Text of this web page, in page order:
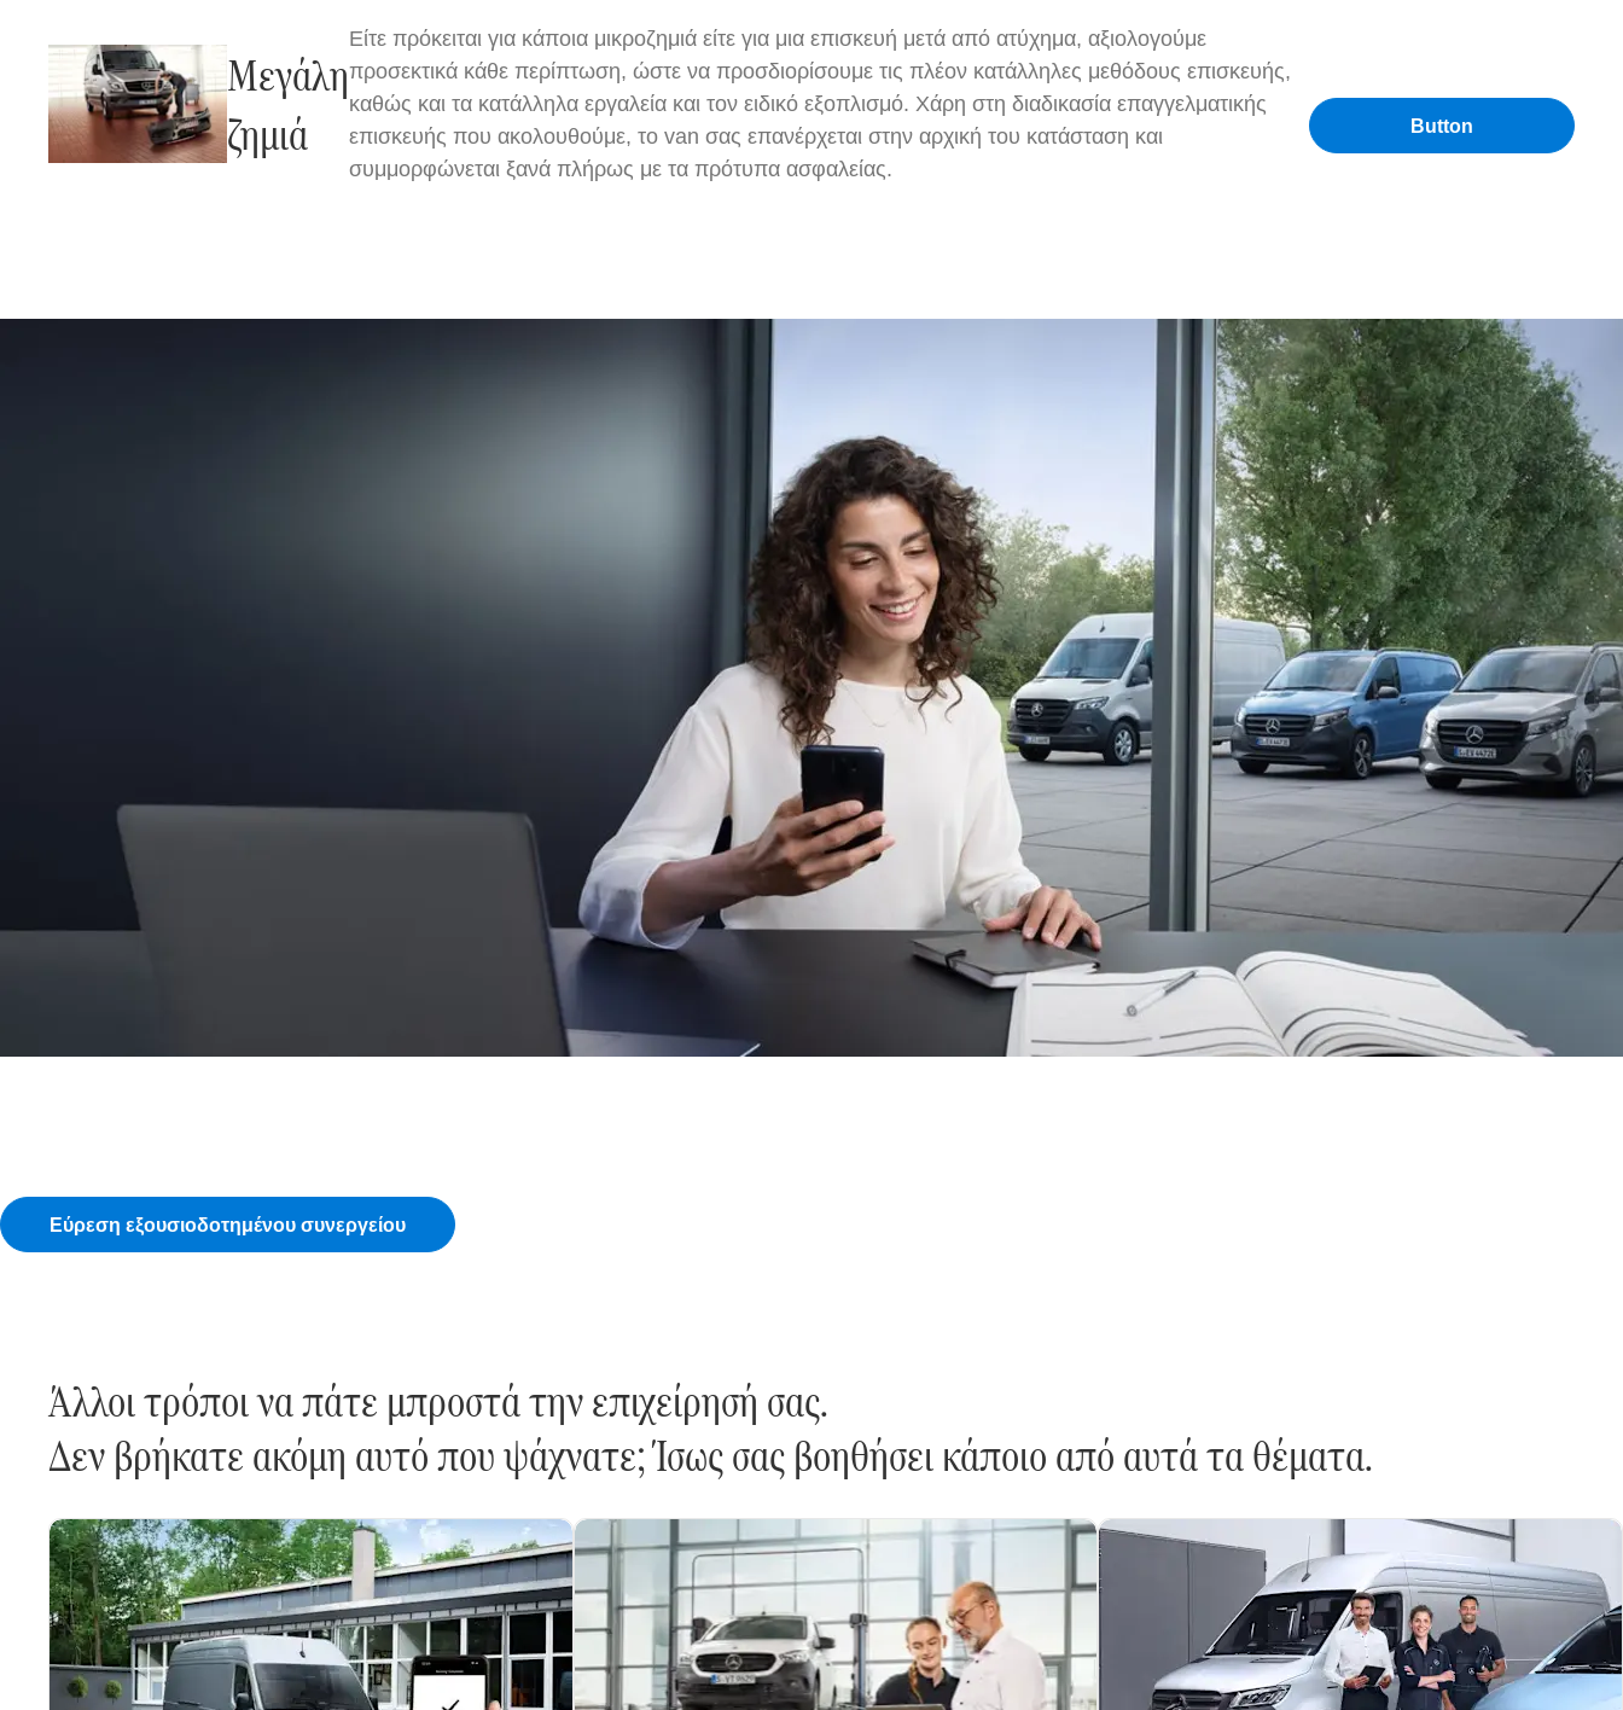
Μεγάλη
ζημιά
Είτε πρόκειται για κάποια μικροζημιά είτε για μια επισκευή μετά από ατύχημα, αξιολογούμε
προσεκτικά κάθε περίπτωση, ώστε να προσδιορίσουμε τις πλέον κατάλληλες μεθόδους επισκευής,
καθώς και τα κατάλληλα εργαλεία και τον ειδικό εξοπλισμό. Χάρη στη διαδικασία επαγγελματικής
επισκευής που ακολουθούμε, το van σας επανέρχεται στην αρχική του κατάσταση και
συμμορφώνεται ξανά πλήρως με τα πρότυπα ασφαλείας.
Button
Εύρεση εξουσιοδοτημένου συνεργείου
Άλλοι τρόποι να πάτε μπροστά την επιχείρησή σας.
Δεν βρήκατε ακόμη αυτό που ψάχνατε; Ίσως σας βοηθήσει κάποιο από αυτά τα θέματα.